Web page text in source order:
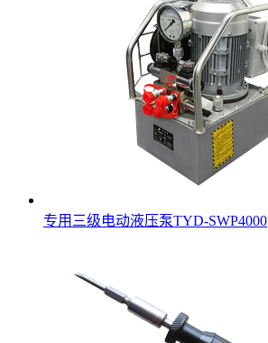
专用三级电动液压泵TYD-SWP4000